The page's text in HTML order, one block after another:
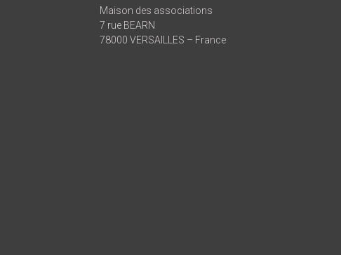
Maison des associations
7 rue BEARN
78000 VERSAILLES – France